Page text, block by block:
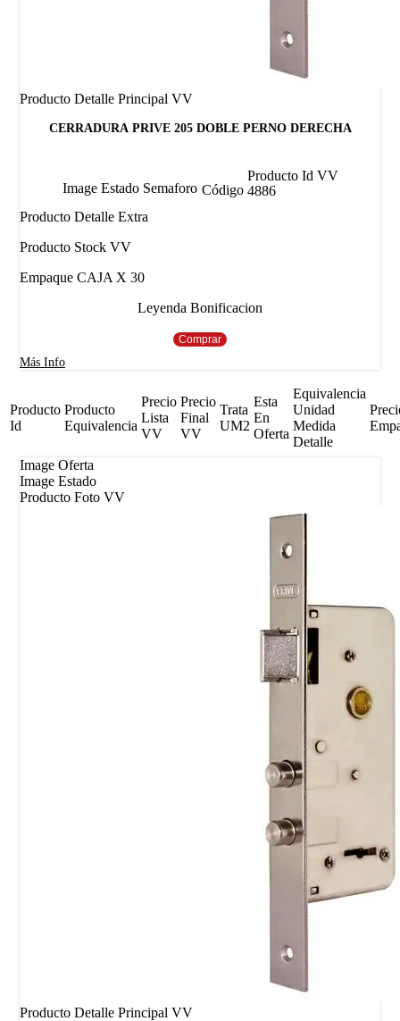
Producto Detalle Principal VV
CERRADURA PRIVE 205 DOBLE PERNO DERECHA
Image Estado Semaforo Código
Producto Id VV
4886
Producto Detalle Extra
Producto Stock VV
Empaque CAJA X 30
Leyenda Bonificacion
Comprar
Más Info
Producto
Id
Producto
Equivalencia
Precio
Lista
VV
Precio
Final
VV
Trata
UM2
Esta
En
Oferta
Equivalencia
Unidad
Medida
Detalle
Image Oferta
Image Estado
Producto Foto VV
Producto Detalle Principal VV